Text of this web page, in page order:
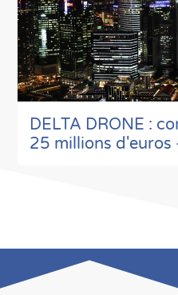
DELTA DRONE :
25 millions d'euros